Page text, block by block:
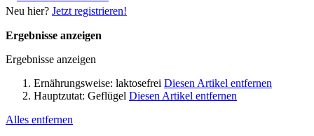
Neu hier? Jetzt registrieren!
Ergebnisse anzeigen
Ergebnisse anzeigen
Ernährungsweise: laktosefrei Diesen Artikel entfernen
Hauptzutat: Geflügel Diesen Artikel entfernen
Alles entfernen